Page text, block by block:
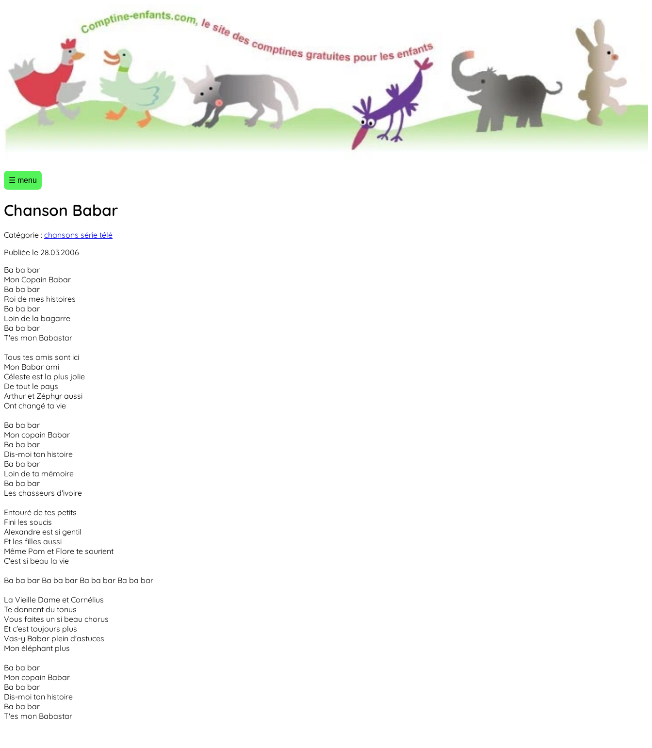
☰ menu
Chanson Babar
Catégorie : chansons série télé
Publiée le 28.03.2006
Ba ba bar
Mon Copain Babar
Ba ba bar
Roi de mes histoires
Ba ba bar
Loin de la bagarre
Ba ba bar
T'es mon Babastar
Tous tes amis sont ici
Mon Babar ami
Céleste est la plus jolie
De tout le pays
Arthur et Zéphyr aussi
Ont changé ta vie
Ba ba bar
Mon copain Babar
Ba ba bar
Dis-moi ton histoire
Ba ba bar
Loin de ta mémoire
Ba ba bar
Les chasseurs d'ivoire
Entouré de tes petits
Fini les soucis
Alexandre est si gentil
Et les filles aussi
Même Pom et Flore te sourient
C'est si beau la vie
Ba ba bar Ba ba bar Ba ba bar Ba ba bar
La Vieille Dame et Cornélius
Te donnent du tonus
Vous faites un si beau chorus
Et c'est toujours plus
Vas-y Babar plein d'astuces
Mon éléphant plus
Ba ba bar
Mon copain Babar
Ba ba bar
Dis-moi ton histoire
Ba ba bar
T'es mon Babastar